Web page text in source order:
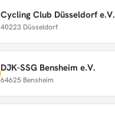
Cycling Club Düsseldorf e.V.
40223 Düsseldorf
DJK-SSG Bensheim e.V.
64625 Bensheim